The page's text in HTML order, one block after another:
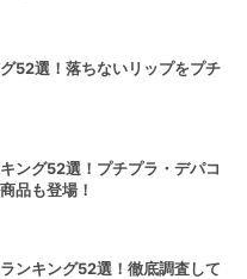
52選！落ちないリップをプチ
ング52選！プチプラ・デパコ
品も登場！
ンキング52選！徹底調査して